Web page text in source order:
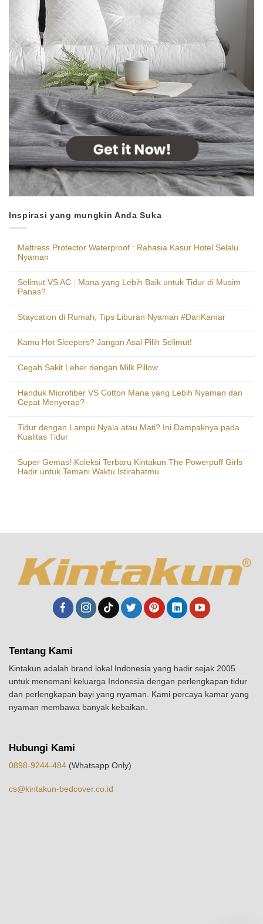
Inspirasi yang mungkin Anda Suka
Mattress Protector Waterproof : Rahasia Kasur Hotel Selalu
Nyaman
Selimut VS AC : Mana yang Lebih Baik untuk Tidur di Musim
Panas?
Staycation di Rumah, Tips Liburan Nyaman #DariKamar
Kamu Hot Sleepers? Jangan Asal Pilih Selimut!
Cegah Sakit Leher dengan Milk Pillow
Handuk Microfiber VS Cotton Mana yang Lebih Nyaman dan
Cepat Menyerap?
Tidur dengan Lampu Nyala atau Mati? Ini Dampaknya pada
Kualitas Tidur
Super Gemas! Koleksi Terbaru Kintakun The Powerpuff Girls
Hadir untuk Temani Waktu Istirahatmu
Tentang Kami
Kintakun adalah brand lokal Indonesia yang hadir sejak 2005
untuk menemani keluarga Indonesia dengan perlengkapan tidur
dan perlengkapan bayi yang nyaman. Kami percaya kamar yang
nyaman membawa banyak kebaikan.
Hubungi Kami
0898-9244-484 (Whatsapp Only)
cs@kintakun-bedcover.co.id